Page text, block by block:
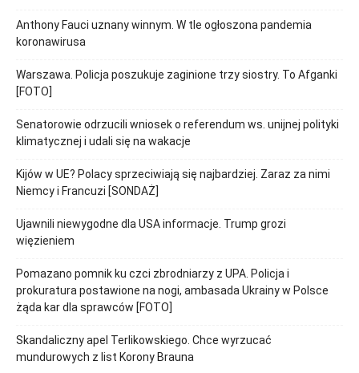
Anthony Fauci uznany winnym. W tle ogłoszona pandemia
koronawirusa
Warszawa. Policja poszukuje zaginione trzy siostry. To Afganki
[FOTO]
Senatorowie odrzucili wniosek o referendum ws. unijnej polityki
klimatycznej i udali się na wakacje
Kijów w UE? Polacy sprzeciwiają się najbardziej. Zaraz za nimi
Niemcy i Francuzi [SONDAŻ]
Ujawnili niewygodne dla USA informacje. Trump grozi
więzieniem
Pomazano pomnik ku czci zbrodniarzy z UPA. Policja i
prokuratura postawione na nogi, ambasada Ukrainy w Polsce
żąda kar dla sprawców [FOTO]
Skandaliczny apel Terlikowskiego. Chce wyrzucać
mundurowych z list Korony Brauna